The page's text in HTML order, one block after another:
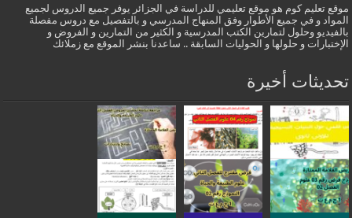
موقع تعليم كوم هو موقع تعليمي للدراسة في الجزائر يوفر جميع الدروس لجميع
المواد و في جميع الأطوار وفق المنهاج المدرسي و بالتفصيل مع دروس مفصلة
بالفيديو وحلول لتمارين الكتب المدرسية و الكثير من التمارين و الفروض و
الإختبارات و حلولها و الحوليات السابقة .. ساعدنا بنشر الموقع مع زملائك
تحديثات أخيرة